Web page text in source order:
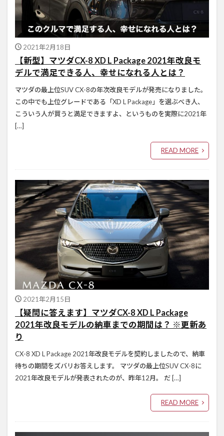
2021年2月18日
【新型】マツダCX-8 XD L Package 2021年改良モ
デルで満足できる人、幸せになれる人とは？
マツダの最上位SUV CX-8の年次改良モデルが発売になりました。
この中でも上位グレードである「XD L Package」を選ぶべき人、
こういう人が買うと満足できますよ、というものを実際に2021年
[…]
READ MORE
2021年2月15日
【疑問に答えます】マツダCX-8 XD L Package
2021年改良モデルの納車までの期間は？ ※更新あ
り
CX-8 XD L Package 2021年改良モデルを契約しましたので、納車
待ちの期間をズバリお答えします。 マツダの最上位SUV CX-8に
2021年改良モデルが発表されたのが、昨年12月。 だ […]
READ MORE